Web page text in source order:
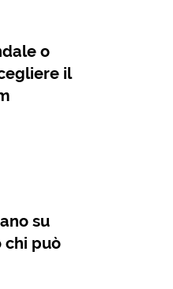
o
il
su
chi può